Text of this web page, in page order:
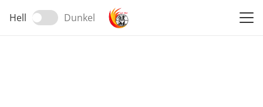
Hell Dunkel